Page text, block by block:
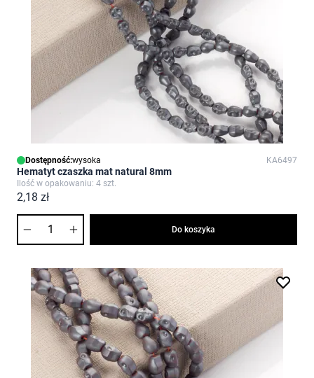
Dostępność:wysoka KA6497
Hematyt czaszka mat natural 8mm
Ilość w opakowaniu: 4 szt.
2,18 zł
Do koszyka